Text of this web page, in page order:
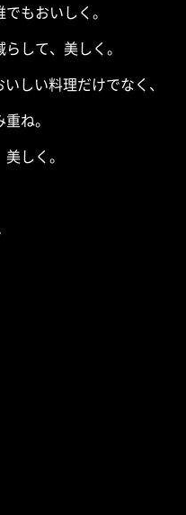
でもおいしく。
して、美しく。
いしい料理だけでなく、
ね。
しく。